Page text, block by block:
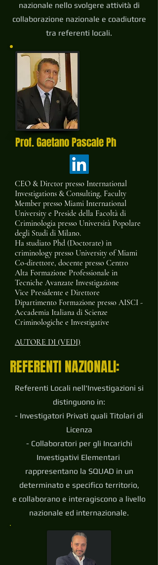
nazionale nello svolgere attività di
collaborazione nazionale e coadiutore
tra referenti locali.
Prof. Gaetano Pascale Ph
CEO & Dirctor presso International
Investigations & Consulting, Faculty
Member presso Miami International
University e Preside della Facoltà di
Criminologia presso Università Popolare
degli Studi di Milano​​.
Ha studiato Phd (Doctorate) in
criminology presso University of Miami
Co-direttore, docente presso Centro
Alta Formazione Professionale in
Tecniche Avanzate Investigazione
Vice Presidente e Direttore
Dipartimento Formazione presso AISCI -
Accademia Italiana di Scienze
Criminologiche e Investigative
AUTORE DI (VEDI)
REFERENTI NAZIONALI:
Referenti Locali nell'Investigazioni si
distinguono in:
- Investigatori Privati quali Titolari di
Licenza
- Collaboratori per gli Incarichi
Investigativi Elementari
rappresentano la SQUAD in un
determinato e specifico territorio,
e collaborano e interagiscono a livello
nazionale ed internazionale.